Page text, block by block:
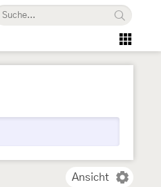
Ansicht